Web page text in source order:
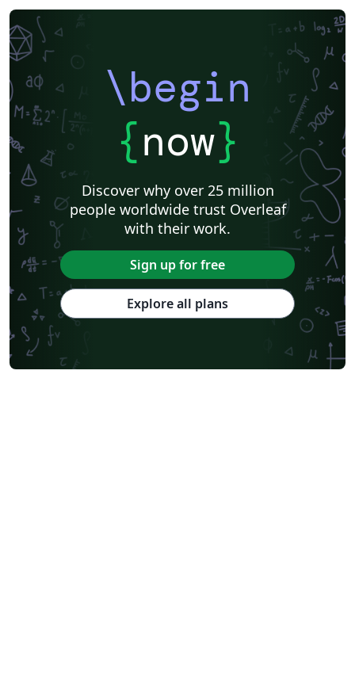
\begin
{now}
Discover why over 25 million
people worldwide trust Overleaf
with their work.
Sign up for free
Explore all plans